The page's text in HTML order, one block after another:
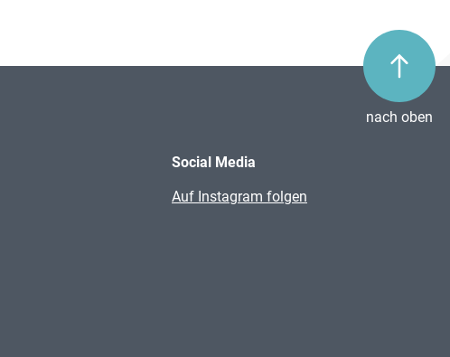
nach oben
Social Media
Auf Instagram folgen